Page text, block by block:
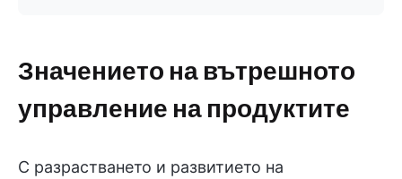
Значението на вътрешното
управление на продуктите
С разрастването и развитието на